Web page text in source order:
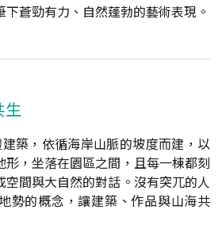
蒼勁有力、自然蓬勃的藝術表現。
生
築，依循海岸山脈的坡度而建，以
，坐落在園區之間，且每一棟都刻
間與大自然的對話。沒有突兀的人
勢的概念，讓建築、作品與山海共